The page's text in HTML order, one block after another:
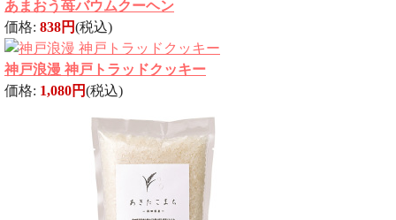
あまおう苺バウムクーヘン
価格: 838円(税込)
神戸浪漫 神戸トラッドクッキー
価格: 1,080円(税込)